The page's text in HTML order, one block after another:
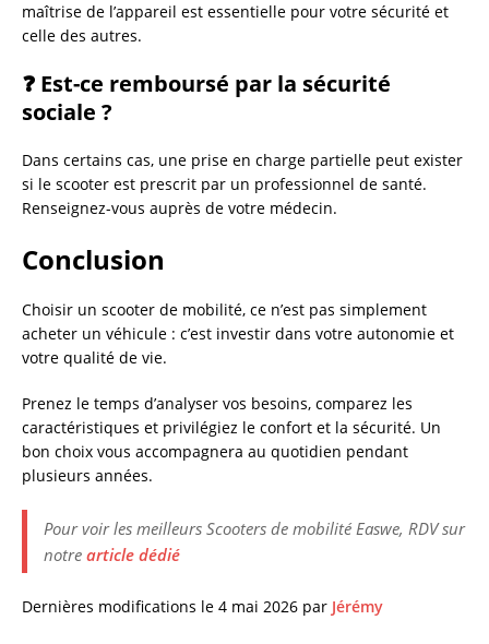
maîtrise de l’appareil est essentielle pour votre sécurité et
celle des autres.
❓ Est-ce remboursé par la sécurité
sociale ?
Dans certains cas, une prise en charge partielle peut exister
si le scooter est prescrit par un professionnel de santé.
Renseignez-vous auprès de votre médecin.
Conclusion
Choisir un scooter de mobilité, ce n’est pas simplement
acheter un véhicule : c’est investir dans votre autonomie et
votre qualité de vie.
Prenez le temps d’analyser vos besoins, comparez les
caractéristiques et privilégiez le confort et la sécurité. Un
bon choix vous accompagnera au quotidien pendant
plusieurs années.
Pour voir les meilleurs Scooters de mobilité Easwe, RDV sur
notre article dédié
Dernières modifications le 4 mai 2026 par Jérémy